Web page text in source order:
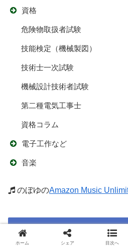
資格
危険物取扱者試験
技能検定（機械製図）
技術士一次試験
機械設計技術者試験
第二種電気工事士
資格コラム
電子工作など
音楽
のぼゆのAmazon Music
目次
ホーム シェア 目次へ